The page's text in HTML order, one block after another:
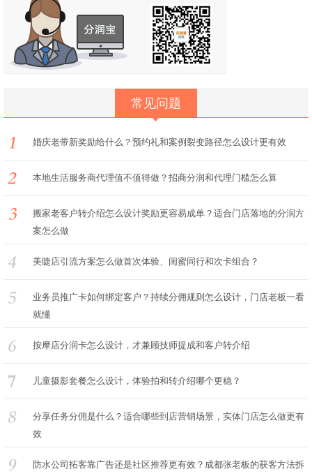
常见问题
婚庆老带新奖励给什么？预约礼和案例裂变路径怎么设计更有效
本地生活服务商代理值不值得做？招商分润和代理门槛怎么算
搬家老客户转介绍怎么设计奖励更容易成单？适合门店落地的分润方
案怎么做
美睫店引流方案怎么做首次体验、闺蜜同行和次卡组合？
业务员推广卡如何绑定客户？持续分佣规则怎么设计，门店老板一看
就懂
按摩店分润卡怎么设计，才兼顾技师提成和客户转介绍
儿童摄影套餐怎么设计，体验拍和转介绍哪个更稳？
分享任务分佣是什么？适合哪些到店营销场景，实体门店怎么做更有
效
防水公司拓客靠广告还是社区推荐更有效？成都张老板的获客方法拆